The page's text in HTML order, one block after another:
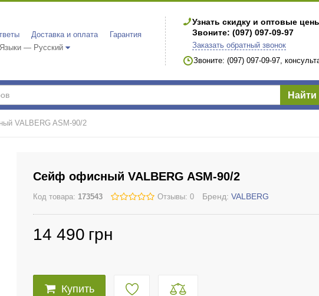
Доставка и оплата
Гарантия
Языки — Русский
Узнать скидку и оптовые
Звоните: (097) 097-09-97
Заказать обратный звонок
Звоните: (097) 097-09-97,
Найти
VALBERG ASM-90/2
Сейф офисный VALBERG ASM-90/2
Код товара: 173543 Отзывы: 0 Бренд: VALBERG
14 490 грн
Купить